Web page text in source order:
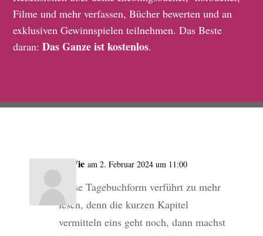
Filme und mehr verfassen, Bücher bewerten und an
exklusiven Gewinnspielen teilnehmen. Das Beste
daran:Das Ganze ist kostenlos.
PeWie am 2. Februar 2024 um 11:00
Diese Tagebuchform verführt zu mehr
lesen, denn die kurzen Kapitel
vermitteln eins geht noch, dann machst